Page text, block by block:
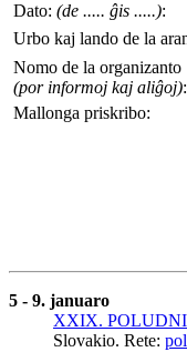
Dato: (de ..... ĝis .....):
Urbo kaj lando de la
Nomo de la organizanto
(por informoj kaj aliĝoj):
Mallonga priskribo:
5 - 9. januaro
XXIX.
Slovakio. Rete: